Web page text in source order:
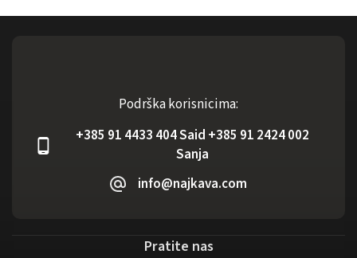
Podrška korisnicima:
+385 91 4433 404 Said +385 91 2424 002
Sanja
info@najkava.com
Pratite nas